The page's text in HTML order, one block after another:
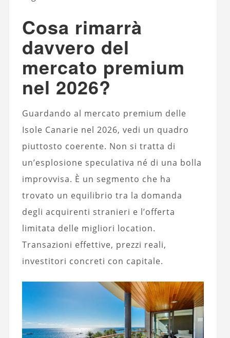
Cosa rimarrà
davvero del
mercato premium
nel 2026?
Guardando al mercato premium delle
Isole Canarie nel 2026, vedi un quadro
piuttosto coerente. Non si tratta di
un’esplosione speculativa né di una bolla
improvvisa. È un segmento che ha
trovato un equilibrio tra la domanda
degli acquirenti stranieri e l’offerta
limitata delle migliori location.
Transazioni effettive, prezzi reali,
investitori concreti con capitale.